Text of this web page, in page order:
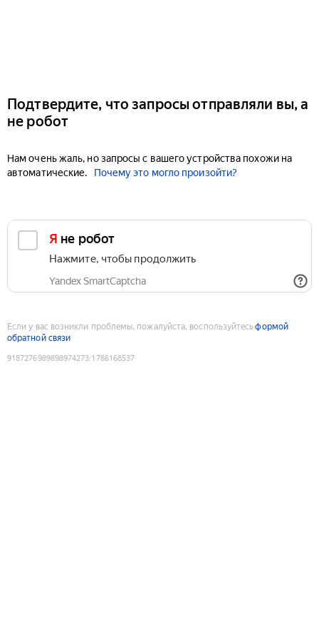
Подтвердите, что запросы отправляли вы, а
не робот
Нам очень жаль, но запросы с вашего устройства похожи на
автоматические.
Почему это могло произойти?
Я не робот
Нажмите, чтобы продолжить
Yandex SmartCaptcha
Если у вас возникли проблемы, пожалуйста, воспользуйтесьформой
обратной связи
9187276989898974273:1786168537